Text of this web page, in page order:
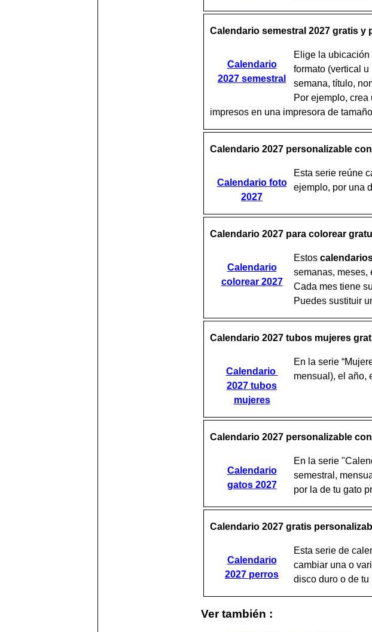
Calendario semestral 2027 gratis y
Calendario
2027 semestral
Elige la
formato (vertical
semana, título,
Por ejemplo,
impresos en una impresora de
Calendario 2027 personalizable
Calendario foto
2027
Esta serie reúne
ejemplo, por una
Calendario 2027 para colorear
Calendario
colorear 2027
Estos
semanas, meses,
Cada mes tiene
Puedes sustituir
Calendario 2027 tubos mujeres
Calendario
2027 tubos
mujeres
En la serie
mensual), el año,
Calendario 2027 personalizable
Calendario
gatos 2027
En la serie
semestral,
por la de tu gato
Calendario 2027 gratis
Calendario
2027 perros
Esta serie de
cambiar una o
disco duro o de tu
Ver también :